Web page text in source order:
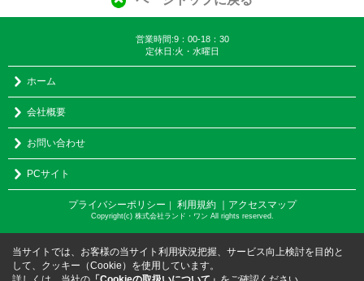
営業時間:9：00-18：30
定休日:火・水曜日
ホーム
会社概要
お問い合わせ
PCサイト
プライバシーポリシー 利用規約 ｜アクセスマップ
Copyright(c) 株式会社ランド・ワン All rights reserved.
当サイトでは、お客様の当サイト利用状況把握、サービス向上検討を目的と
して、クッキー（Cookie）を使用しています。